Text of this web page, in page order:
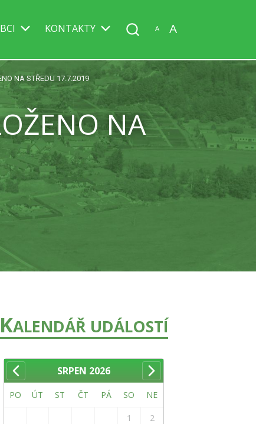
KONTAKTY A A
NA STŘEDU 17.7.2019
NA
KALENDÁŘ UDÁLOSTÍ
SRPEN 2026
PO ÚT ST ČT PÁ SO NE
1
2